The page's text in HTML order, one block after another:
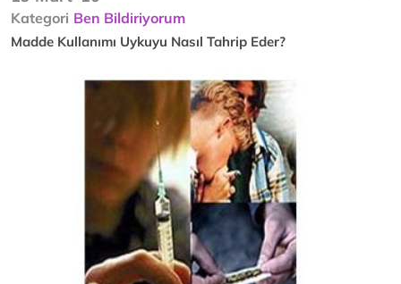
Kategori Ben Bildiriyorum
Madde Kullanımı Uykuyu Nasıl Tahrip Eder?